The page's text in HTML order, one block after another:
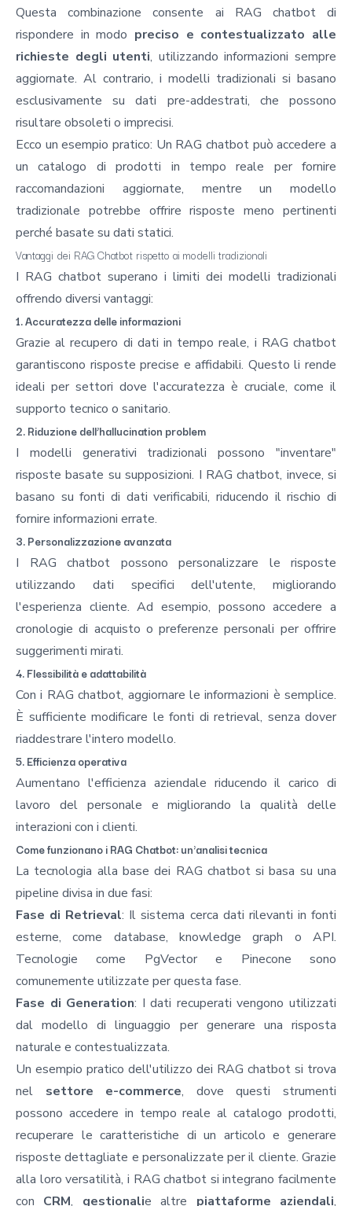
Questa combinazione consente ai RAG chatbot di
rispondere in modo preciso e contestualizzato alle
richieste degli utenti, utilizzando informazioni sempre
aggiornate. Al contrario, i modelli tradizionali si basano
esclusivamente su dati pre-addestrati, che possono
risultare obsoleti o imprecisi.
Ecco un esempio pratico: Un RAG chatbot può accedere a
un catalogo di prodotti in tempo reale per fornire
raccomandazioni aggiornate, mentre un modello
tradizionale potrebbe offrire risposte meno pertinenti
perché basate su dati statici.
Vantaggi dei RAG Chatbot rispetto ai modelli tradizionali
I RAG chatbot superano i limiti dei modelli tradizionali
offrendo diversi vantaggi:
1. Accuratezza delle informazioni
Grazie al recupero di dati in tempo reale, i RAG chatbot
garantiscono risposte precise e affidabili. Questo li rende
ideali per settori dove l'accuratezza è cruciale, come il
supporto tecnico o sanitario.
2. Riduzione dell’hallucination problem
I modelli generativi tradizionali possono "inventare"
risposte basate su supposizioni. I RAG chatbot, invece, si
basano su fonti di dati verificabili, riducendo il rischio di
fornire informazioni errate.
3. Personalizzazione avanzata
I RAG chatbot possono personalizzare le risposte
utilizzando dati specifici dell'utente, migliorando
l'esperienza cliente. Ad esempio, possono accedere a
cronologie di acquisto o preferenze personali per offrire
suggerimenti mirati.
4. Flessibilità e adattabilità
Con i RAG chatbot, aggiornare le informazioni è semplice.
È sufficiente modificare le fonti di retrieval, senza dover
riaddestrare l'intero modello.
5. Efficienza operativa
Aumentano l'efficienza aziendale riducendo il carico di
lavoro del personale e migliorando la qualità delle
interazioni con i clienti.
Come funzionano i RAG Chatbot: un'analisi tecnica
La tecnologia alla base dei RAG chatbot si basa su una
pipeline divisa in due fasi:
Fase di Retrieval: Il sistema cerca dati rilevanti in fonti
esterne, come database, knowledge graph o API.
Tecnologie come PgVector e Pinecone sono
comunemente utilizzate per questa fase.
Fase di Generation: I dati recuperati vengono utilizzati
dal modello di linguaggio per generare una risposta
naturale e contestualizzata.
Un esempio pratico dell'utilizzo dei RAG chatbot si trova
nel settore e-commerce, dove questi strumenti
possono accedere in tempo reale al catalogo prodotti,
recuperare le caratteristiche di un articolo e generare
risposte dettagliate e personalizzate per il cliente. Grazie
alla loro versatilità, i RAG chatbot si integrano facilmente
con CRM, gestionalie altre piattaforme aziendali,